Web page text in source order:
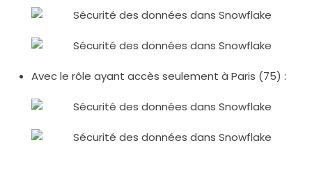
Avec le rôle ayant accès seulement à Paris (75) :